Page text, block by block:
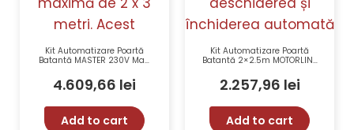
Kit Automatizare Poartă
Batantă MASTER 230V Max.
4.609,66 lei
Add to cart
Kit Automatizare Poartă
Batantă 2×2.5m MOTORLINE
20mm/s
2.257,96 lei
Add to cart